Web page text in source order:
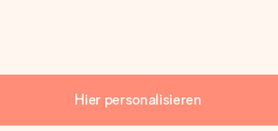
Hier personalisieren